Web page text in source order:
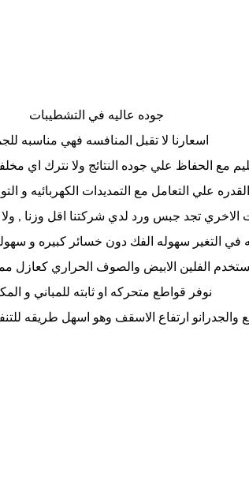
جوده عاليه في التشطيبات
اسعارنا لا تقبل المنافسه فهي مناسبه
مع الحفاظ علي جوده النتائج ولا نترك اي
القدره علي التعامل مع التمديدات الكهربائيه و
الاخري تجد جبس ورد لدي شركتنا اقل وزنا , ولا
في التغير سهوله الفك دون خسائر كبيره و
الفلين الابيض والصوف الحراري كعازل
نوفر قواطع متحركه او ثابته للمباني و
والجدرانو ارتفاع الاسقف وهو اسهل طريقه